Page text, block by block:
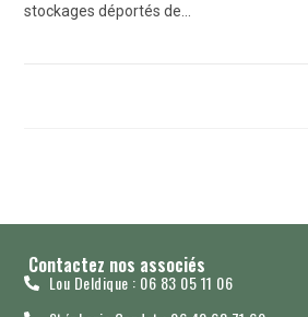
stockages déportés de…
Contactez nos associés
Lou Deldique : 06 83 05 11 06